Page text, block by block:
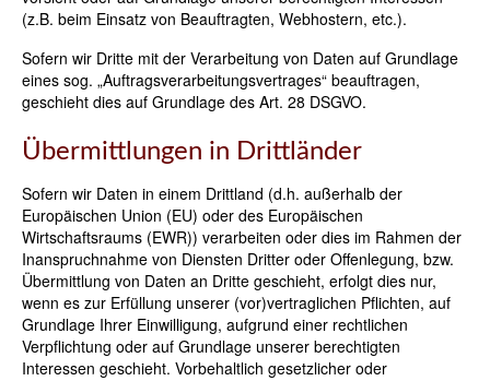
(z.B. beim Einsatz von Beauftragten, Webhostern, etc.).
Sofern wir Dritte mit der Verarbeitung von Daten auf Grundlage
eines sog. „Auftragsverarbeitungsvertrages“ beauftragen,
geschieht dies auf Grundlage des Art. 28 DSGVO.
Übermittlungen in Drittländer
Sofern wir Daten in einem Drittland (d.h. außerhalb der
Europäischen Union (EU) oder des Europäischen
Wirtschaftsraums (EWR)) verarbeiten oder dies im Rahmen der
Inanspruchnahme von Diensten Dritter oder Offenlegung, bzw.
Übermittlung von Daten an Dritte geschieht, erfolgt dies nur,
wenn es zur Erfüllung unserer (vor)vertraglichen Pflichten, auf
Grundlage Ihrer Einwilligung, aufgrund einer rechtlichen
Verpflichtung oder auf Grundlage unserer berechtigten
Interessen geschieht. Vorbehaltlich gesetzlicher oder